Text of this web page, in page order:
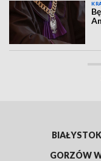
BIAŁYSTOK
GORZÓW